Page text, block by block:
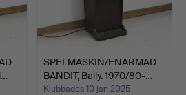
SPELMASKIN/ENARMAD
BANDIT, Bally. 1970/80-…
Klubbades 10 jan 2025